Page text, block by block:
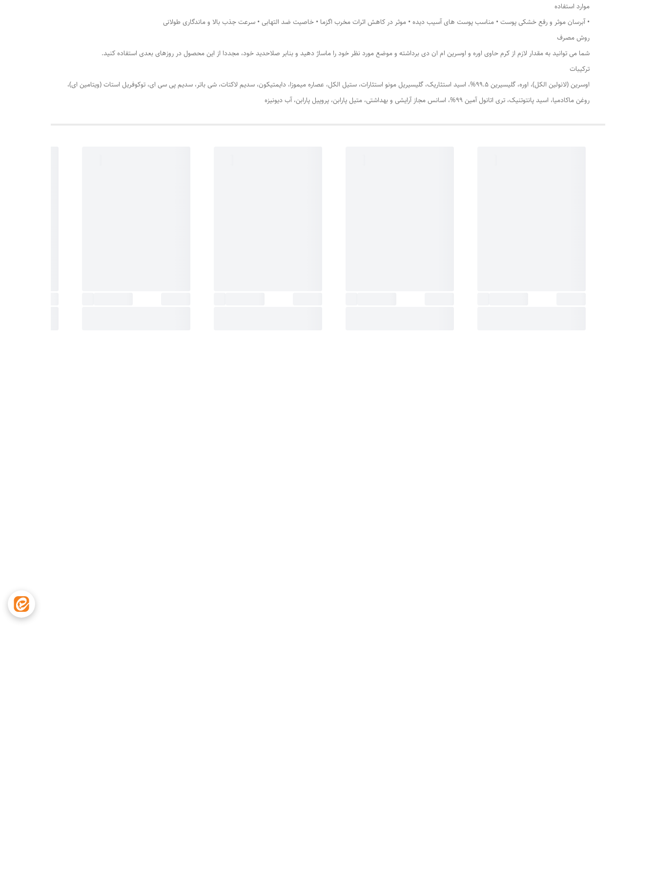
موارد استفاده
• آبرسان موثر و رفع خشکی پوست • مناسب پوست های آسیب دیده • موثر در کاهش اثرات مخرب اگزما • خاصیت ضد التهابی • سرعت جذب بالا و ماندگاری طولانی
روش مصرف
شما می توانید به مقدار لازم از کرم حاوی اوره و اوسرین ام ان دی برداشته و موضع مورد نظر خود را ماساژ دهید و بنابر صلاحدید خود، مجددا از این محصول در روزهای بعدی استفاده کنید.
ترکیبات
اوسرین (لانولین الکل)، اوره، گلیسیرین 99.5%، اسید استئاریک، گلیسیریل مونو استئارات، ستیل الکل، عصاره میموزا، دایمتیکون، سدیم لاکتات، شی باتر، سدیم پی سی ای، توکوفریل استات (ویتامین ای)،
روغن ماکادمیا، اسید پانتوتنیک، تری اتانول آمین 99%، اسانس مجاز آرایشی و بهداشتی، متیل پارابن، پروپیل پارابن، آب دیونیزه